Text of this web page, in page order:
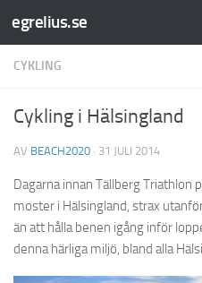
Hoppa till innehåll
egrelius.se
CYKLING
Cykling i Hälsingland
AV BEACH2020 · 31 JULI 2014
Dagarna innan Tällberg Triathlon
moster i Hälsingland, strax
än att hålla benen igång inför
denna härliga miljö, bland alla